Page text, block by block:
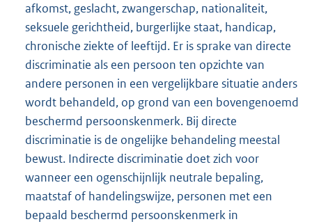
afkomst, geslacht, zwangerschap, nationaliteit,
seksuele gerichtheid, burgerlijke staat, handicap,
chronische ziekte of leeftijd. Er is sprake van directe
discriminatie als een persoon ten opzichte van
andere personen in een vergelijkbare situatie anders
wordt behandeld, op grond van een bovengenoemd
beschermd persoonskenmerk. Bij directe
discriminatie is de ongelijke behandeling meestal
bewust. Indirecte discriminatie doet zich voor
wanneer een ogenschijnlijk neutrale bepaling,
maatstaf of handelingswijze, personen met een
bepaald beschermd persoonskenmerk in